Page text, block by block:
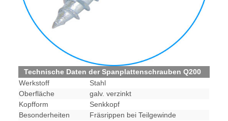
Technische Daten der Spanplattenschrauben Q200
Werkstoff
Stahl
Oberfläche
galv. verzinkt
Kopfform
Senkkopf
Besonderheiten
Fräsrippen bei Teilgewinde